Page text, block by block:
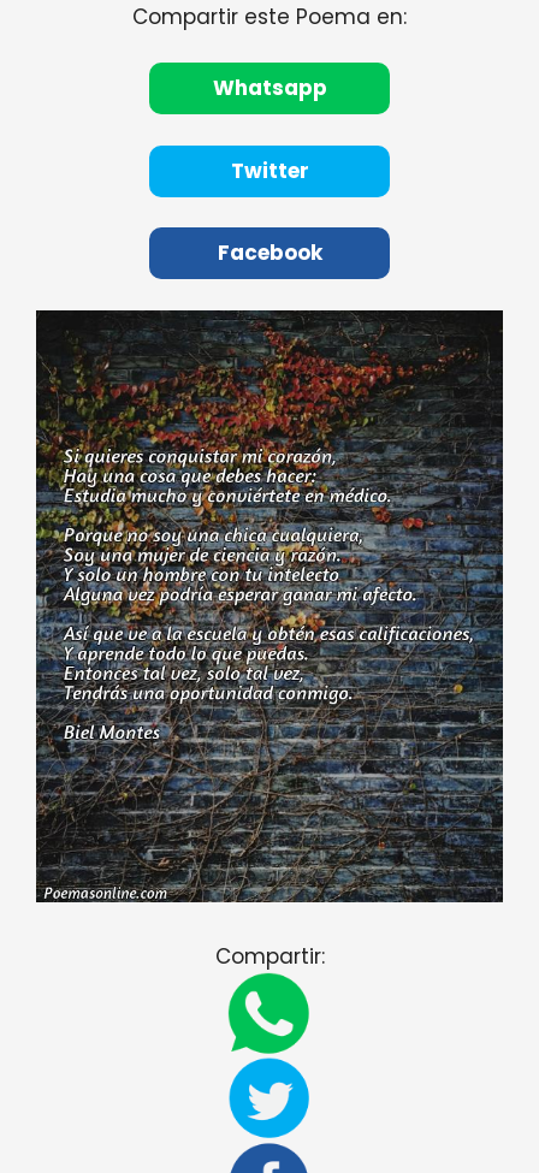
Compartir este Poema en:
Whatsapp
Twitter
Facebook
Compartir: